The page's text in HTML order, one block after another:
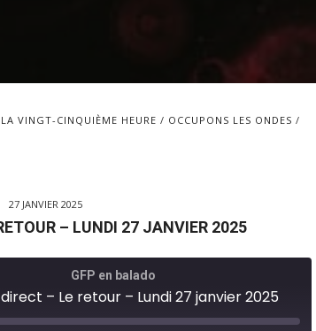
LA VINGT-CINQUIÈME HEURE OCCUPONS LES ONDES
27 JANVIER 2025
– LUNDI 27 JANVIER 2025
GFP en balado
– Le retour – Lundi 27 janvier 2025